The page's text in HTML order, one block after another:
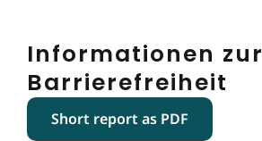
Informationen zur
Barrierefreiheit
Short report as PDF